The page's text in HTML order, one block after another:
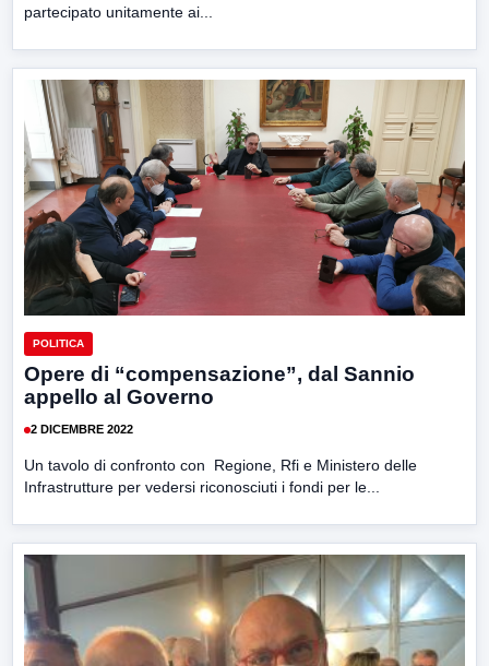
partecipato unitamente ai...
POLITICA
Opere di “compensazione”, dal Sannio
appello al Governo
2 DICEMBRE 2022
Un tavolo di confronto con Regione, Rfi e Ministero delle
Infrastrutture per vedersi riconosciuti i fondi per le...